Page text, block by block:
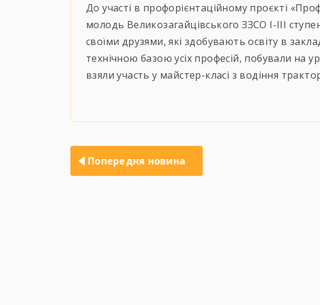
До участі в профорієнтаційному проєкті
молодь Великозагайцівського ЗЗСО І-ІІІ
своїми друзями, які здобувають освіту в
технічною базою усіх професій, побували на
взяли участь у майстер-класі з водіння
записів
Попередня новина